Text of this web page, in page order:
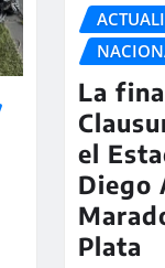
La
el
Diego
Plata